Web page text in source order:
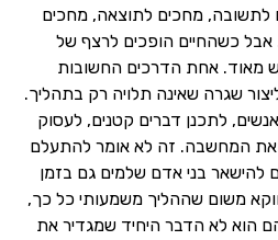
מחכים לתוצאה, מחכים
כשהחיים הופכים לרצף של
מאוד. אחת הדרכים החשובות
שגרה שאינה תלויה רק בתהליך.
לתכנן דברים קטנים, לעסוק
המחשבה. זה לא אומר להתעלם
בני אדם שלמים גם בזמן
משום שההליך משמעותי כל כך,
הוא לא הדבר היחיד שמגדיר את